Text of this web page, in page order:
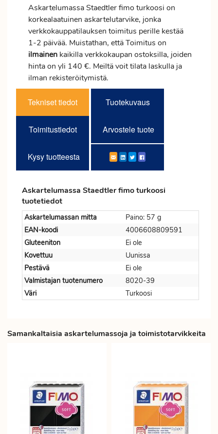
Askartelumassa Staedtler fimo turkoosi on
korkealaatuinen askartelutarvike, jonka
verkkokauppatilauksen toimitus perille kestää
1-2 päivää. Muistathan, että Toimitus on
ilmainen kaikilla verkkokaupan ostoksilla, joiden
hinta on yli 140 €. Meiltä voit tilata laskulla ja
ilman rekisteröitymistä.
Tekniset tiedot Tuotekuvaus
Toimitustiedot Arvostele tuote
Kysy tuotteesta
Askartelumassa Staedtler fimo turkoosi
tuotetiedot
Askartelumassan mitta
Paino: 57 g
EAN-koodi
4006608809591
Gluteeniton
Ei ole
Kovettuu
Uunissa
Pestävä
Ei ole
Valmistajan tuotenumero
8020-39
Väri
Turkoosi
Samankaltaisia askartelumassoja ja toimistotarvikkeita